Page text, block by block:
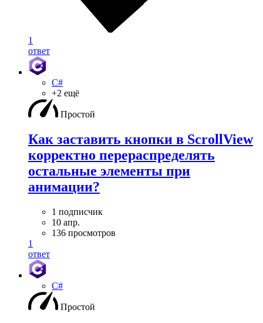
1
ответ
C#
+2 ещё
Простой
Как заставить кнопки в ScrollView
корректно перераспределять
остальные элементы при
анимации?
1 подписчик
10 апр.
136 просмотров
1
ответ
C#
Простой